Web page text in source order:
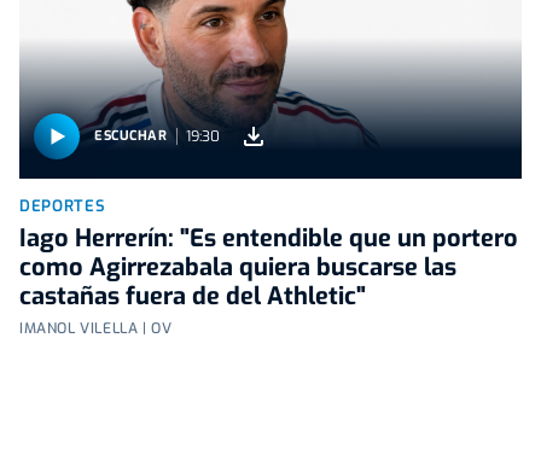
ESCUCHAR 19:30
DEPORTES
Iago Herrerín: "Es entendible que un portero
como Agirrezabala quiera buscarse las
castañas fuera de del Athletic"
IMANOL VILELLA | OV